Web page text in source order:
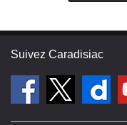
Suivez Caradisiac